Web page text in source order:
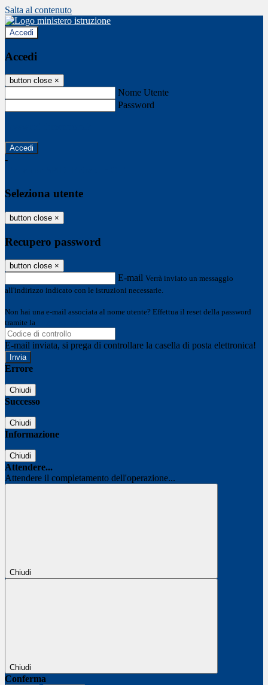
Salta al contenuto
Accedi
Accedi
button close ×
Nome Utente
Password
-
Seleziona utente
button close ×
Recupero password
button close ×
E-mail Verrà inviato un messaggio
all'indirizzo indicato con le istruzioni necessarie.
Non hai una e-mail associata al nome utente? Effettua il reset della password
tramite la
E-mail inviata, si prega di controllare la casella di posta elettronica!
Errore
Chiudi
Successo
Chiudi
Informazione
Chiudi
Attendere...
Attendere il completamento dell'operazione...
Chiudi
Chiudi
Conferma